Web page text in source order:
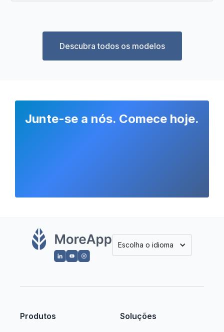
Descubra todos os modelos
Junte-se a nós. Comece hoje.
Escolha o idioma
Produtos Soluções